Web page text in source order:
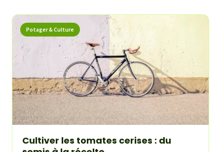
Potager & Culture
Cultiver les tomates cerises : du